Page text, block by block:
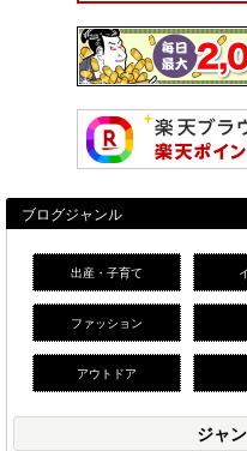
ブログジャンル
出産・子育て
ファッション
アウトドア
ジャ